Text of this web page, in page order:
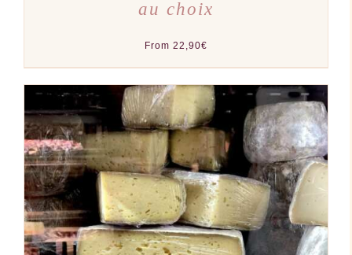
au choix
From 22,90€
AJOUTER AU PANIER
/
DÉTAILS